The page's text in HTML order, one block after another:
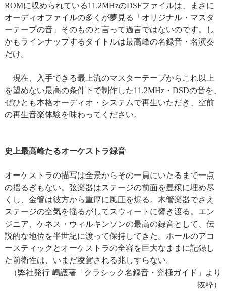
ROMに収められている11.2MHzのDSFファイルは、まさに
オーディオファイルの多くが夢見る「オリジナル・マスタ
ーテープの音」そのものと言って過言ではないのです。し
かもラインナップするタイトルは最高峰の名録音・名演奏
だけ。
現在、入手できる最上流のマスターテープからこれ以上
を望めない最高の条件下で制作した11.2MHz・DSDの音を、
ぜひとも本格オーディオ・システムで再生いただき、空前
の再生音楽体験を味わってください。
史上最高峰たるオーケストラ録音
オーケストラの描写は全景からその一員にいたるまで一点
の揺るぎもない。弦楽器はステージの前面を豊穣に埋め尽
くし、金管は彼方から重厚に風圧を煽る。木管楽器でさえ
ステージの空気を揺るがしてスウィートに響き渡る。エン
ジニア、ケネス・ウィルキンソンの最高の録音として、伝
説的な地位を半世紀に渡って保持してきた。ホールのアコ
ースティックとオーケストラの全容を巨大なままに記録し
た前衛性は、いまだ凌駕される兆しすらない。
（弊社発行 嶋護著「クラシック名録音・究極ガイド」より
抜粋）